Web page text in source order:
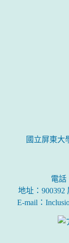
國立屏東大
電話
地址：900392
E-mail：